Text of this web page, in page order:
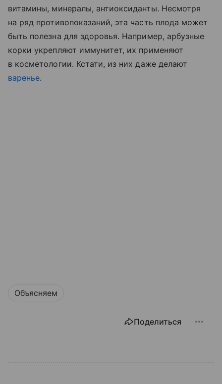
витамины, минералы, антиоксиданты. Несмотря
на ряд противопоказаний, эта часть плода может
быть полезна для здоровья. Например, арбузные
корки укрепляют иммунитет, их применяют
в косметологии. Кстати, из них даже делают
варенье.
Объясняем
Поделиться